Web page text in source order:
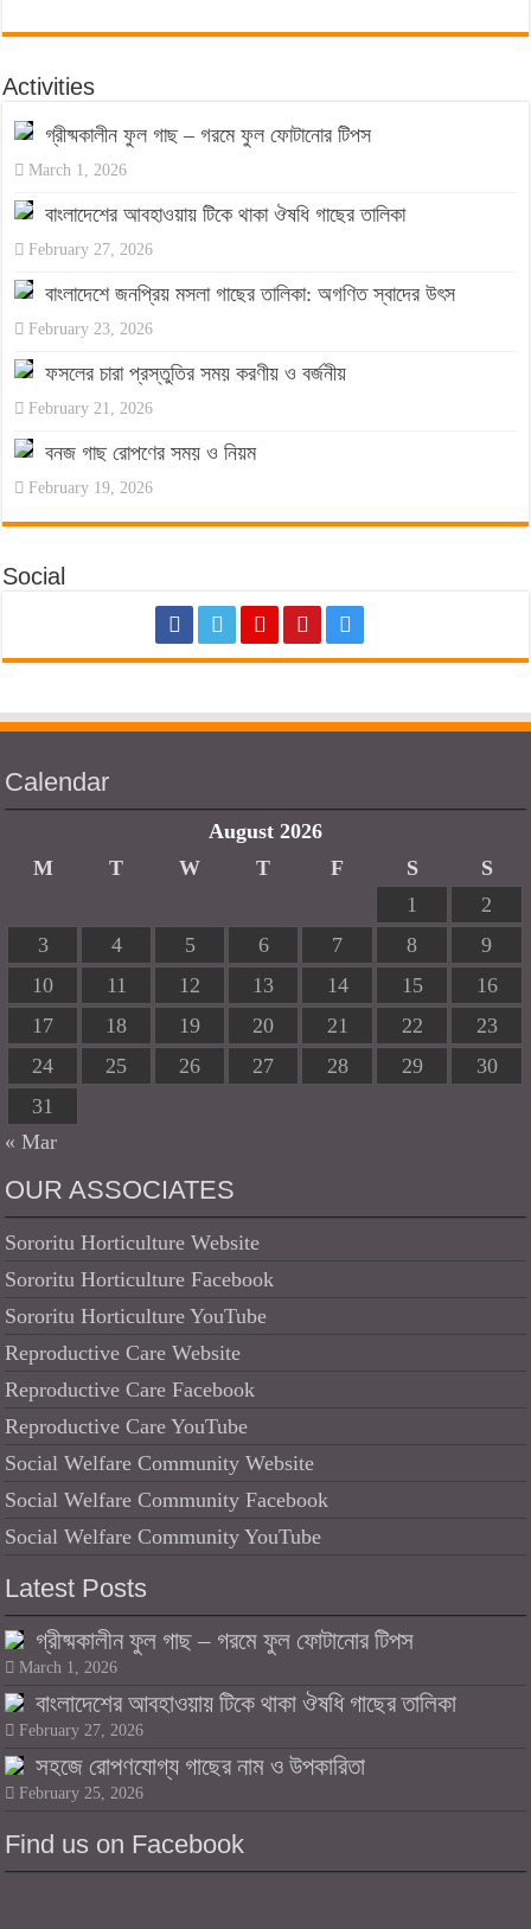
Activities
গ্রীষ্মকালীন ফুল গাছ – গরমে ফুল ফোটানোর টিপস
March 1, 2026
বাংলাদেশের আবহাওয়ায় টিকে থাকা ঔষধি গাছের তালিকা
February 27, 2026
বাংলাদেশে জনপ্রিয় মসলা গাছের তালিকা: অগণিত স্বাদের উৎস
February 23, 2026
ফসলের চারা প্রস্তুতির সময় করণীয় ও বর্জনীয়
February 21, 2026
বনজ গাছ রোপণের সময় ও নিয়ম
February 19, 2026
Social
Calendar
August 2026
M
T W T F S
S
1
2
3
4 5 6 7 8
9
10
11 12 13 14 15
16
17
18 19 20 21 22
23
24
25 26 27 28 29
30
31
« Mar
OUR ASSOCIATES
Sororitu Horticulture Website
Sororitu Horticulture Facebook
Sororitu Horticulture YouTube
Reproductive Care Website
Reproductive Care Facebook
Reproductive Care YouTube
Social Welfare Community Website
Social Welfare Community Facebook
Social Welfare Community YouTube
Latest Posts
গ্রীষ্মকালীন ফুল গাছ – গরমে ফুল ফোটানোর টিপস
March 1, 2026
বাংলাদেশের আবহাওয়ায় টিকে থাকা ঔষধি গাছের তালিকা
February 27, 2026
সহজে রোপণযোগ্য গাছের নাম ও উপকারিতা
February 25, 2026
Find us on Facebook